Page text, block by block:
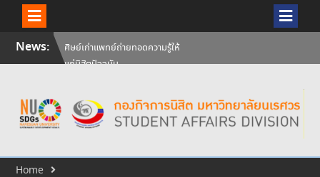
SkipNews:
แก่นิสิตปัจจุบัน
วันคล้ายวันสถาปนามหาวิทยาลัย
นเรศวร ครบรอบ 36 ปี 29
สัมภาษณ์นิสิตเพื่อพิจารณาเข้ารับ
ทุนการศึกษามหาวิทยาลัยนเรศวร
ประจำปีการศึกษา 256
Home